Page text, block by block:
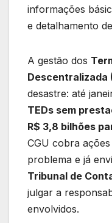
informações
e detalhamento
A gestão dos
Descentralizada
desastre: até
TEDs sem
R$ 3,8 bilhões
CGU cobra
problema e já
Tribunal de
julgar a
envolvidos.